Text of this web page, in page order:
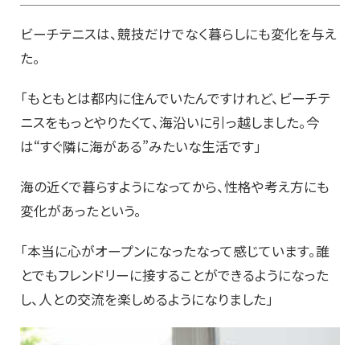
ビーチテニスは、競技だけでなく暮らしにも変化を与え
た。
「もともとは都内に住んでいたんですけれど、ビーチテ
ニスをもっとやりたくて、海沿いに引っ越しました。今
は“すぐ隣に海がある”みたいな生活です」
海の近くで暮らすようになってから、性格や考え方にも
変化があったという。
「本当に心がオープンになったなって感じています。誰
とでもフレンドリーに接することができるようになった
し、人との交流を楽しめるようになりました」